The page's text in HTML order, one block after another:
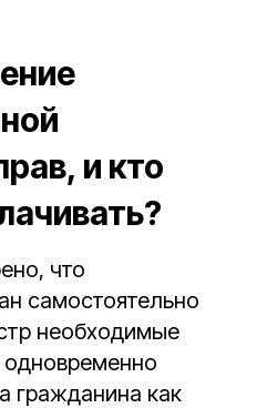
и кто
что
самостоятельно
необходимые
гражданина как